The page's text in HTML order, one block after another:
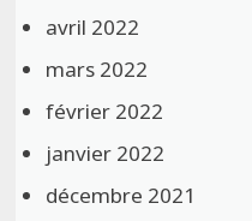
avril 2022
mars 2022
février 2022
janvier 2022
décembre 2021